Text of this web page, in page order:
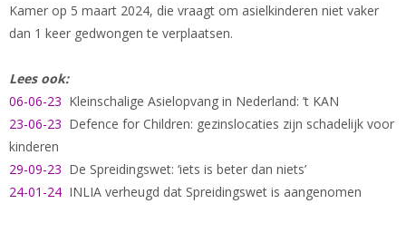
Kamer op 5 maart 2024, die vraagt om asielkinderen niet vaker
dan 1 keer gedwongen te verplaatsen.
Lees ook:
06-06-23 Kleinschalige Asielopvang in Nederland: ’t KAN
23-06-23 Defence for Children: gezinslocaties zijn schadelijk voor
kinderen
29-09-23 De Spreidingswet: ‘iets is beter dan niets’
24-01-24 INLIA verheugd dat Spreidingswet is aangenomen